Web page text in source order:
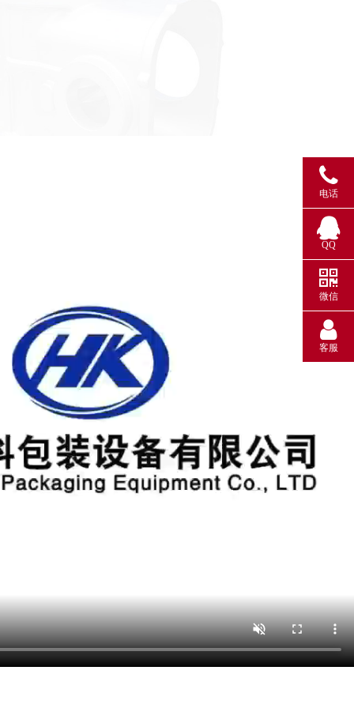
电话
QQ
微信
客服